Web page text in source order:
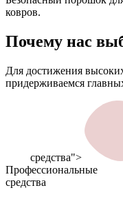
ковров.
Почему нас
Для достижения
придерживаемся
средства">
Профессиональные
средства